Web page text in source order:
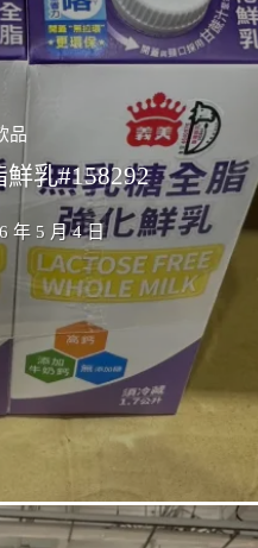
品
乳#158292
年 5 月 4 日